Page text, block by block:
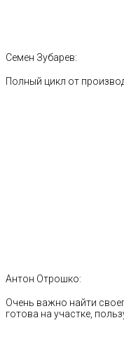
Семен Зубарев:
Полный цикл от
Антон Отрошко:
Очень важно найти
готова на участке,